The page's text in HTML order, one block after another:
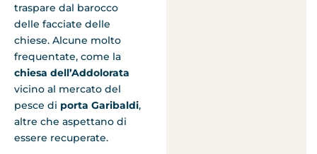
traspare dal barocco
delle facciate delle
chiese. Alcune molto
frequentate, come la
chiesa dell’Addolorata
vicino al mercato del
pesce di porta Garibaldi,
altre che aspettano di
essere recuperate.